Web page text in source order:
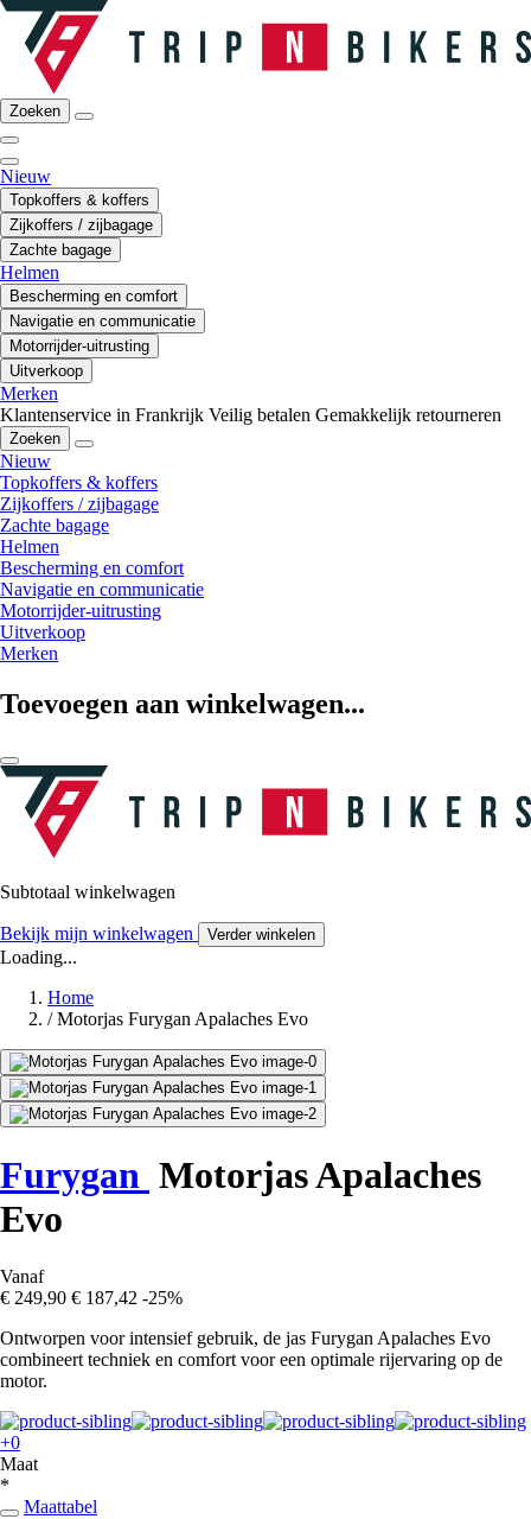
Zoeken
Nieuw
Topkoffers & koffers
Zijkoffers / zijbagage
Zachte bagage
Helmen
Bescherming en comfort
Navigatie en communicatie
Motorrijder-uitrusting
Uitverkoop
Merken
Klantenservice in Frankrijk Veilig betalen Gemakkelijk retourneren
Zoeken
Nieuw
Topkoffers & koffers
Zijkoffers / zijbagage
Zachte bagage
Helmen
Bescherming en comfort
Navigatie en communicatie
Motorrijder-uitrusting
Uitverkoop
Merken
Toevoegen aan winkelwagen...
Subtotaal winkelwagen
Bekijk mijn winkelwagen Verder winkelen
Loading...
Home
/ Motorjas Furygan Apalaches Evo
Furygan Motorjas Apalaches
Evo
Vanaf
€ 249,90 € 187,42 -25%
Ontworpen voor intensief gebruik, de jas Furygan Apalaches Evo
combineert techniek en comfort voor een optimale rijervaring op de
motor.
+0
Maat
*
Maattabel